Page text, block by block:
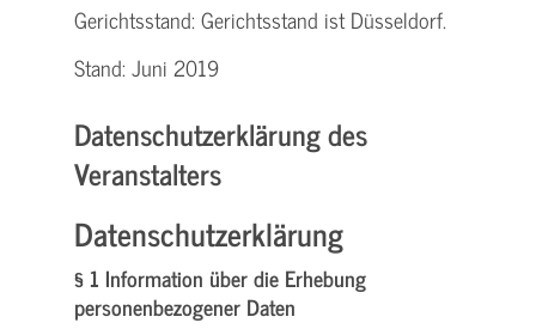
Gerichtsstand: Gerichtsstand ist Düsseldorf.
Stand: Juni 2019
Datenschutzerklärung des
Veranstalters
Datenschutzerklärung
§ 1 Information über die Erhebung
personenbezogener Daten